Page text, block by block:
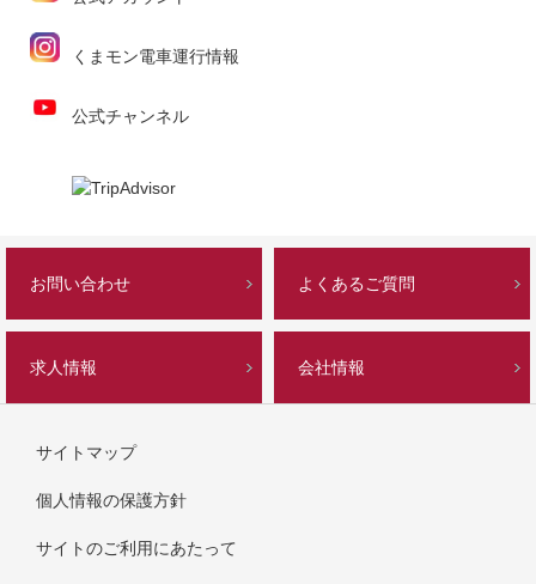
くまモン電車運行情報
公式チャンネル
お問い合わせ よくあるご質問
求人情報 会社情報
サイトマップ
個人情報の保護方針
サイトのご利用にあたって